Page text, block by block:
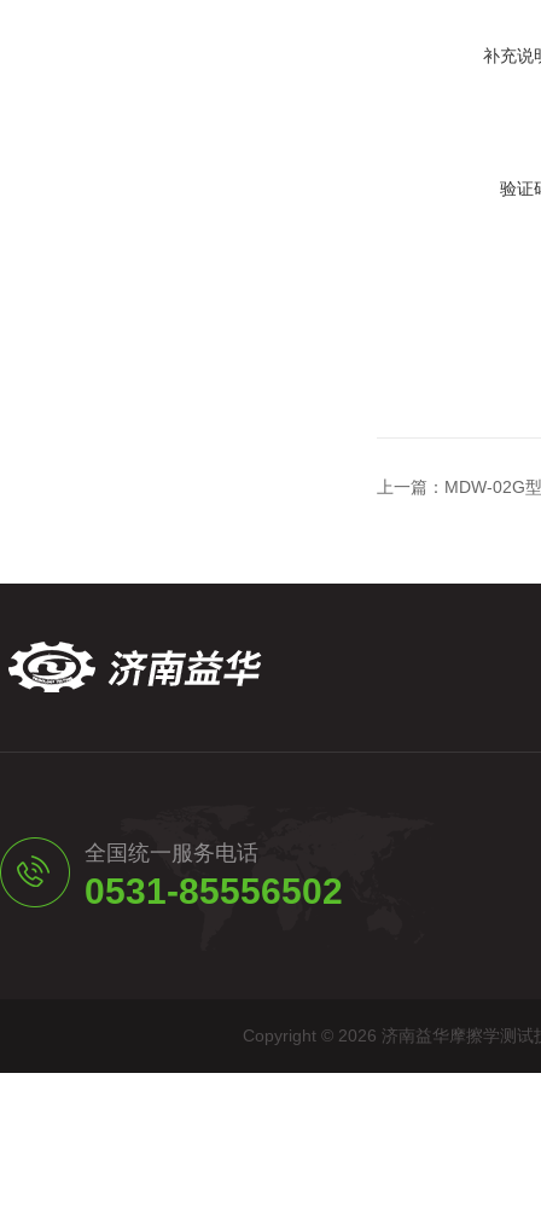
补充说
验证
上一篇： MDW-02G
全国统一服务电话
0531-85556502
Copyright © 2026 济南益华摩擦学测